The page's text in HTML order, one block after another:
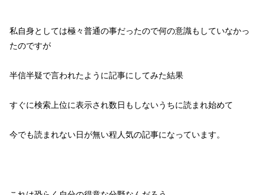
私自身としては極々普通の事だったので何の意識もしていなかっ
たのですが
半信半疑で言われたように記事にしてみた結果
すぐに検索上位に表示され数日もしないうちに読まれ始めて
今でも読まれない日が無い程人気の記事になっています。